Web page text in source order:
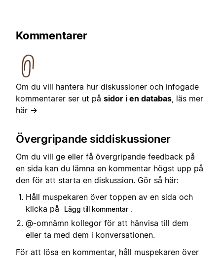
Kommentarer
Om du vill hantera hur diskussioner och infogade
kommentarer ser ut på sidor i en databas , läs mer
här →
Övergripande siddiskussioner
Om du vill ge eller få övergripande feedback på
en sida kan du lämna en kommentar högst upp på
den för att starta en diskussion. Gör så här:
Håll muspekaren över toppen av en sida och
klicka på
Lägg till kommentar .
@-omnämn kollegor för att hänvisa till dem
eller ta med dem i konversationen.
För att lösa en kommentar, håll muspekaren över